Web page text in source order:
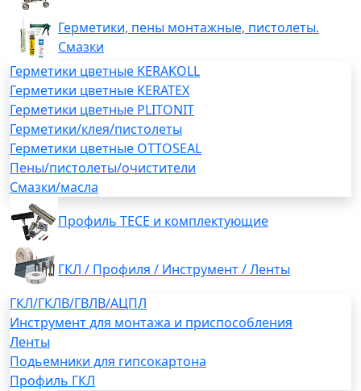
Герметики, пены монтажные, пистолеты.
Смазки
Герметики цветные KERAKOLL
Герметики цветные KERATEX
Герметики цветные PLITONIT
Герметики/клея/пистолеты
Герметики цветные OTTOSEAL
Пены/пистолеты/очистители
Смазки/масла
Профиль TECE и комплектующие
ГКЛ / Профиля / Инструмент / Ленты
ГКЛ/ГКЛВ/ГВЛВ/АЦПЛ
Инструмент для монтажа и приспособления
Ленты
Подьемники для гипсокартона
Профиль ГКЛ